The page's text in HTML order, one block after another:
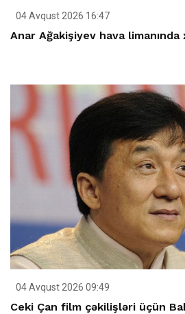
04 Avqust 2026 16:47
Anar Ağakişiyev hava limanında
04 Avqust 2026 09:49
Ceki Çan film çəkilişləri üçün